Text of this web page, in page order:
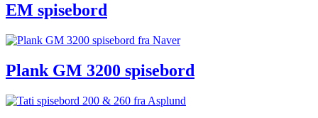
EM spisebord
Plank GM 3200 spisebord